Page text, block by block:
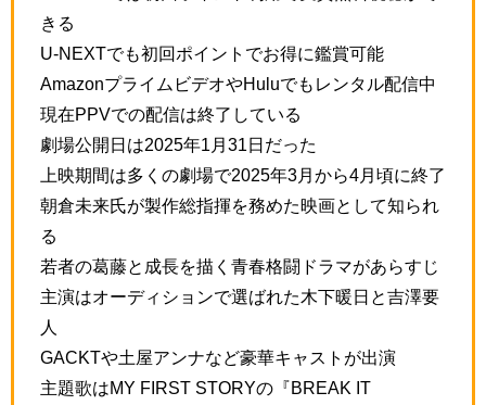
きる
U-NEXTでも初回ポイントでお得に鑑賞可能
AmazonプライムビデオやHuluでもレンタル配信中
現在PPVでの配信は終了している
劇場公開日は2025年1月31日だった
上映期間は多くの劇場で2025年3月から4月頃に終了
朝倉未来氏が製作総指揮を務めた映画として知られ
る
若者の葛藤と成長を描く青春格闘ドラマがあらすじ
主演はオーディションで選ばれた木下暖日と吉澤要
人
GACKTや土屋アンナなど豪華キャストが出演
主題歌はMY FIRST STORYの『BREAK IT